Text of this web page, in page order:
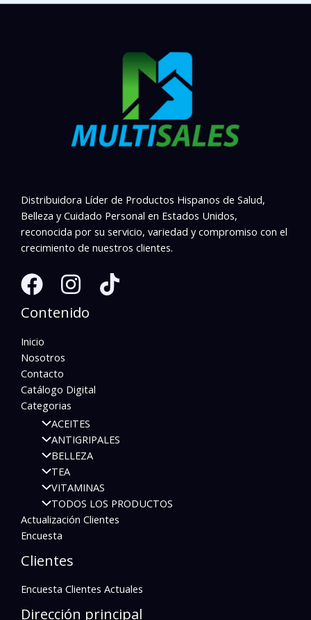
Distribuidora Líder de Productos Hispanos de Salud,
Belleza y Cuidado Personal en Estados Unidos,
reconocida por su servicio, variedad y compromiso con el
crecimiento de nuestros clientes.
Contenido
Inicio
Nosotros
Contacto
Catálogo Digital
Categorias
ACEITES
ANTIGRIPALES
BELLEZA
TEA
VITAMINAS
TODOS LOS PRODUCTOS
Actualización Clientes
Encuesta
Clientes
Encuesta Clientes Actuales
Dirección principal